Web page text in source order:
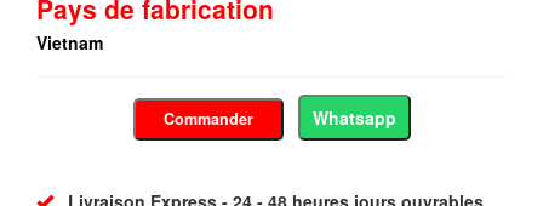
Pays de fabrication
Vietnam
Commander Whatsapp
Livraison Express - 24 - 48 heures jours ouvrables